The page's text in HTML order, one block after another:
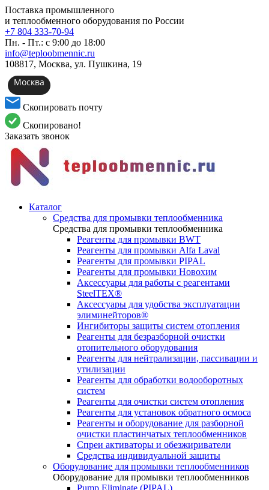
Поставка промышленного
и теплообменного оборудования по России
+7 804 333-70-94
Пн. - Пт.: с 9:00 до 18:00
info@teploobmennic.ru
108817, Москва, ул. Пушкина, 19
Москва
Скопировать почту
Скопировано!
Заказать звонок
Каталог
Средства для промывки теплообменника
Средства для промывки теплообменника
Реагенты для промывки BWT
Реагенты для промывки Alfa Laval
Реагенты для промывки PIPAL
Реагенты для промывки Новохим
Аксессуары для работы с реагентами
SteelTEX®
Аксессуары для удобства эксплуатации
элиминейторов®
Ингибиторы защиты систем отопления
Реагенты для безразборной очистки
отопительного оборудования
Реагенты для нейтрализации, пассивации и
утилизации
Реагенты для обработки водооборотных
систем
Реагенты для очистки систем отопления
Реагенты для установок обратного осмоса
Реагенты и оборудование для разборной
очистки пластинчатых теплообменников
Спреи активаторы и обезжириватели
Средства индивидуальной защиты
Оборудование для промывки теплообменников
Оборудование для промывки теплообменников
Pump Eliminate (PIPAL)